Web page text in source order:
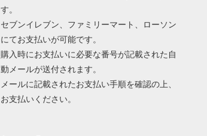
す。
セブンイレブン、ファミリーマート、ローソン
にてお支払いが可能です。
購入時にお支払いに必要な番号が記載された自
動メールが送付されます。
メールに記載されたお支払い手順を確認の上、
お支払いください。